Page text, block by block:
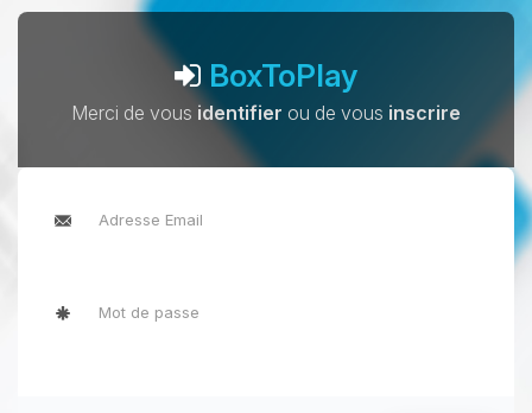
BoxToPlay
Merci de vous identifier ou de vous inscrire